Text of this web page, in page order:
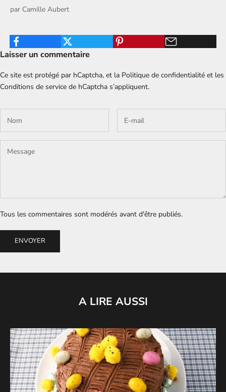
par Camille Aubert
Laisser un commentaire
Ce site est protégé par hCaptcha, et la Politique de confidentialité et les
Conditions de service de hCaptcha s’appliquent.
Tous les commentaires sont modérés avant d'être publiés.
ENVOYER
A LIRE AUSSI